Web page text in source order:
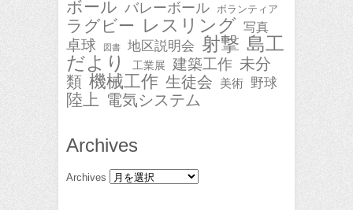
ボール バレーボール ボランティア
ラグビー レスリング 写真
卓球 図書 地区説明会 射撃 島工
だより
工業展 建築工作 未分
類 機械工作 生徒会 美術 野球
陸上 電気システム
Archives
Archives